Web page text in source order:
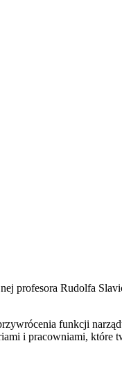
profesora Rudolfa
funkcji
i pracowniami, które